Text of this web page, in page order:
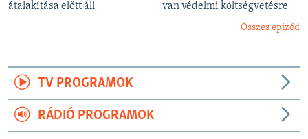
átalakítása előtt áll
van védelmi költségvetésre
Összes epizód
TV PROGRAMOK
RÁDIÓ PROGRAMOK